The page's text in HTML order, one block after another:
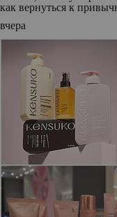
как вернуться к
вчера